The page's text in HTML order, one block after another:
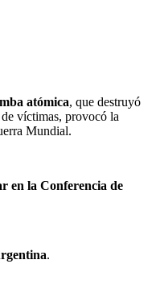
atómica, que destruyó
víctimas, provocó la
Mundial.
en la Conferencia de
.